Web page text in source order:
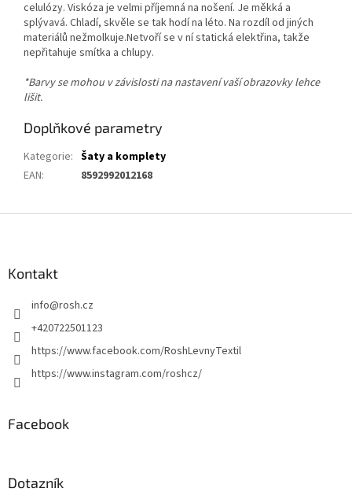
celulózy. Viskóza je velmi příjemná na nošení. Je měkká a
splývavá. Chladí, skvěle se tak hodí na léto. Na rozdíl od jiných
materiálů nežmolkuje.Netvoří se v ní statická elektřina, takže
nepřitahuje smítka a chlupy.
*Barvy se mohou v závislosti na nastavení vaší obrazovky lehce
lišit.
Doplňkové parametry
Kategorie: Šaty a komplety
EAN: 8592992012168
Kontakt
info@rosh.cz
+420722501123
https://www.facebook.com/RoshLevnyTextil
https://www.instagram.com/roshcz/
Facebook
Dotazník